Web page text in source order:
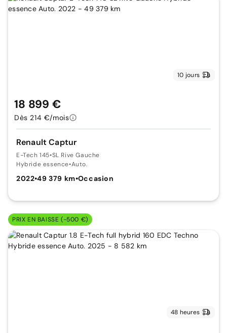
10 jours
Renault Captur
E-Tech 145•SL Rive Gauche
Hybride essence•Auto.
2022•49 379 km•Occasion
18 899 €
Dès 214 €/mois
PRIX EN BAISSE (-500 €)
48 heures